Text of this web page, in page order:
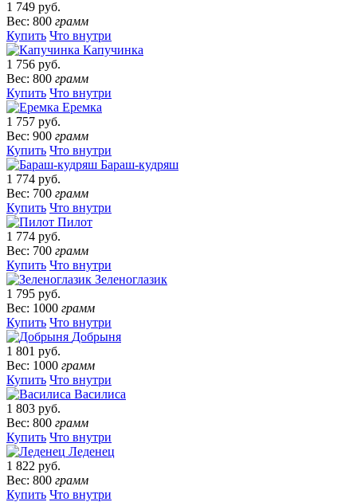
1 749 руб.
Вес: 800 грамм
Купить Что внутри
Капучинка
1 756 руб.
Вес: 800 грамм
Купить Что внутри
Еремка
1 757 руб.
Вес: 900 грамм
Купить Что внутри
Бараш-кудряш
1 774 руб.
Вес: 700 грамм
Купить Что внутри
Пилот
1 774 руб.
Вес: 700 грамм
Купить Что внутри
Зеленоглазик
1 795 руб.
Вес: 1000 грамм
Купить Что внутри
Добрыня
1 801 руб.
Вес: 1000 грамм
Купить Что внутри
Василиса
1 803 руб.
Вес: 800 грамм
Купить Что внутри
Леденец
1 822 руб.
Вес: 800 грамм
Купить Что внутри